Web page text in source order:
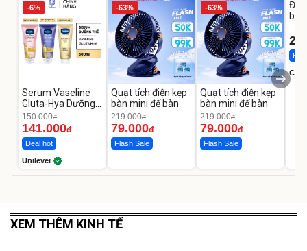
-6%
Serum Vaseline
Gluta-Hya Dưỡng
Da Sáng Mịn Sau 7
Ngày
150.000đ
141.000đ
Deal hot
Unilever
-63%
Quạt tích điện kẹp
bàn mini để bàn
219.000đ
79.000đ
Flash Sale
-63%
Quạt tích điện kẹp
bàn mini để bàn
219.000đ
79.000đ
Flash Sale
Đai
bé
Hot
XEM THÊM KINH TẾ